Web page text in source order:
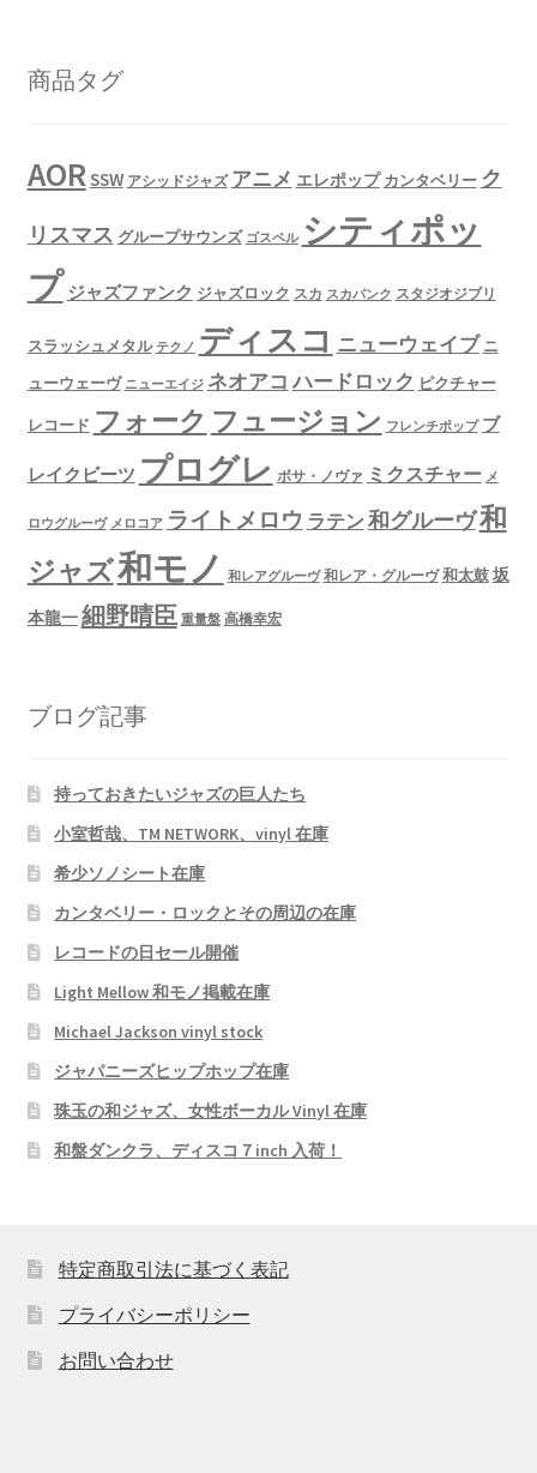
商品タグ
AORSSW アシッドジャズ アニメ エレポップ カンタベリー ク
リスマス グループサウンズ ゴスペル シティポッ
プ ジャズファンク ジャズロック スカ スカパンク スタジオジブリ
スラッシュメタル テクノ ディスコ ニューウェイブ ニ
ューウェーヴ ニューエイジ ネオアコ ハードロック ピクチャー
レコード フォーク フュージョン フレンチポップ ブ
レイクビーツ プログレ ボサ・ノヴァ ミクスチャー メ
ロウグルーヴ メロコア ライトメロウ ラテン 和グルーヴ和
ジャズ和モノ 和レアグルーヴ 和レア・グルーヴ 和太鼓坂
本龍一細野晴臣 重量盤 高橋幸宏
ブログ記事
持っておきたいジャズの巨人たち
小室哲哉、TM NETWORK、vinyl 在庫
希少ソノシート在庫
カンタベリー・ロックとその周辺の在庫
レコードの日セール開催
Light Mellow 和モノ掲載在庫
Michael Jackson vinyl stock
ジャパニーズヒップホップ在庫
珠玉の和ジャズ、女性ボーカル Vinyl 在庫
和盤ダンクラ、ディスコ７inch 入荷！
特定商取引法に基づく表記
プライバシーポリシー
お問い合わせ